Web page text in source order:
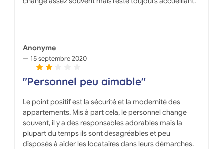
Anonyme
15 septembre 2020
"Personnel peu aimable"
Le point positif est la sécurité et la modernité des
appartements. Mis à part cela, le personnel change
souvent, il y a des responsables adorables mais la
plupart du temps ils sont désagréables et peu
disposés à aider les locataires dans leurs démarches.